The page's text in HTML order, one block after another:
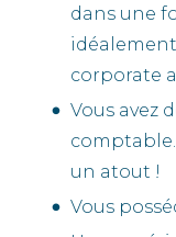
dans une
corporate
Vous avez
comptable.
un atout !
Vous